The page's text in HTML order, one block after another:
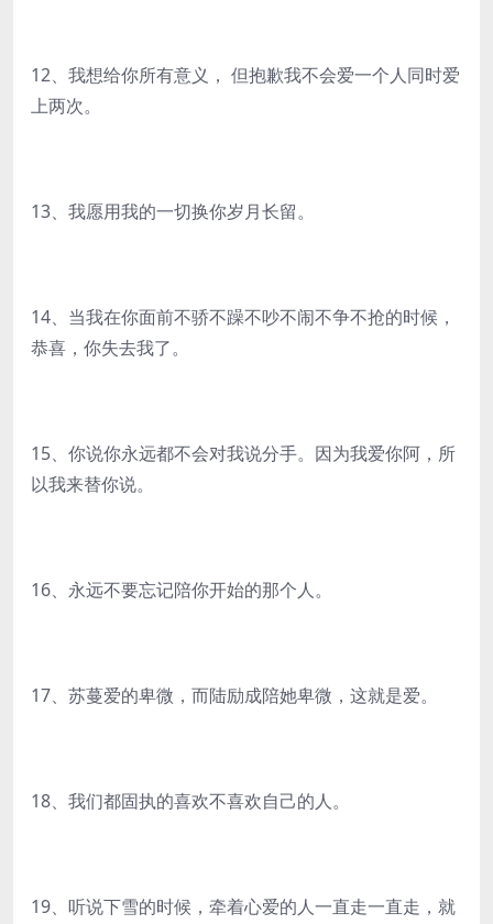
12、我想给你所有意义， 但抱歉我不会爱一个人同时爱
上两次。
13、我愿用我的一切换你岁月长留。
14、当我在你面前不骄不躁不吵不闹不争不抢的时候，
恭喜，你失去我了。
15、你说你永远都不会对我说分手。因为我爱你阿，所
以我来替你说。
16、永远不要忘记陪你开始的那个人。
17、苏蔓爱的卑微，而陆励成陪她卑微，这就是爱。
18、我们都固执的喜欢不喜欢自己的人。
19、听说下雪的时候，牵着心爱的人一直走一直走，就